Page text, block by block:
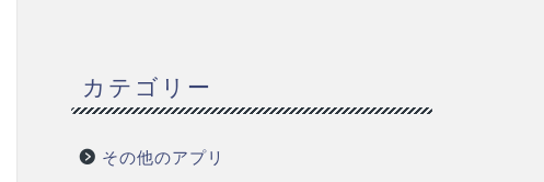
カテゴリー
その他のアプリ